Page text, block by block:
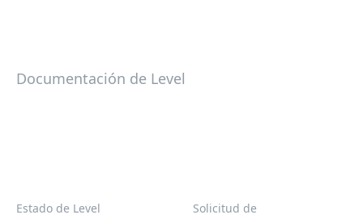
Documentación de Level
Estado de Level
Solicitud de